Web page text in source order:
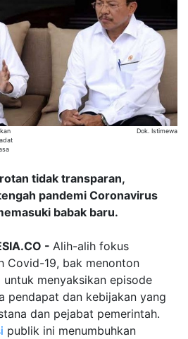
Dok. Istimewa
tidak transparan,
pandemi Coronavirus
babak baru.
- Alih-alih fokus
Covid-19, bak menonton
menyaksikan episode
pendapat dan kebijakan yang
dan pejabat pemerintah.
publik ini menumbuhkan